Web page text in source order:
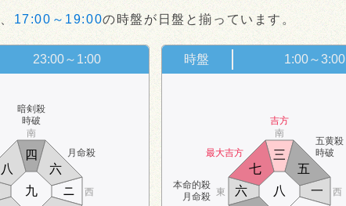
17:00～19:00の時盤が日盤と揃っています。
23:00～1:00
暗剣殺
時破
月命殺
南
西
六
八
九
ニ
四
時盤 1:00～3:00
最大吉方
吉方
五黄殺
時破
本命的殺
月命殺
南
東 西
五
六
七
八
一
三